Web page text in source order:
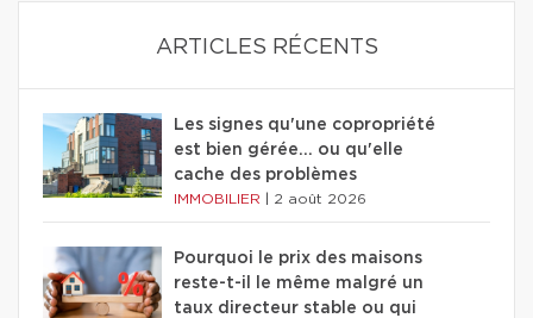
ARTICLES RÉCENTS
Les signes qu'une copropriété
est bien gérée… ou qu'elle
cache des problèmes
IMMOBILIER 2 août 2026
Pourquoi le prix des maisons
reste-t-il le même malgré un
taux directeur stable ou qui